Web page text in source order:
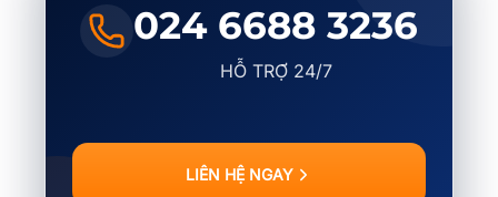
024 6688 3236
HỖ TRỢ 24/7
LIÊN HỆ NGAY